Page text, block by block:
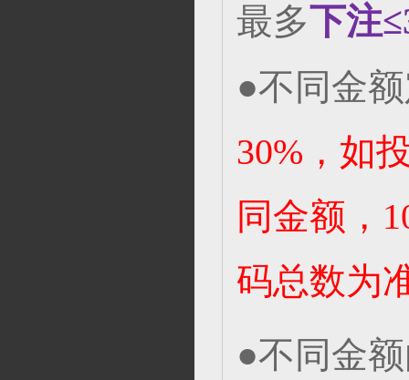
最多下注≤
●不同金
30%，如
同金额，
码总数为
●不同金